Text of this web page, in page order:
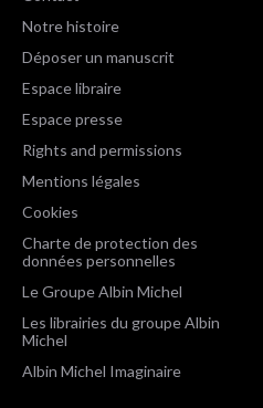
Notre histoire
Déposer un manuscrit
Espace libraire
Espace presse
Rights and permissions
Mentions légales
Cookies
Charte de protection des
données personnelles
Le Groupe Albin Michel
Les librairies du groupe Albin
Michel
Albin Michel Imaginaire